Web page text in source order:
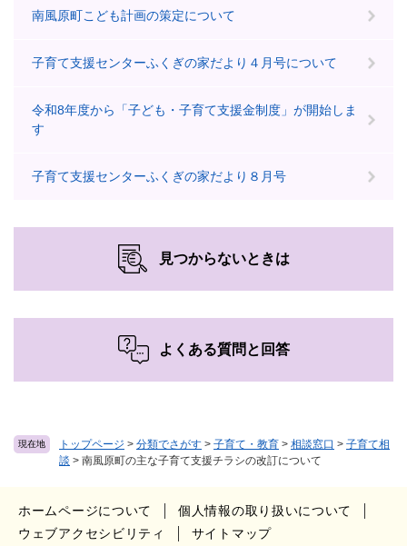
現在地 トップページ > 分類でさがす > 子育て・教育 > 相談窓口 > 子育て相
談 > 南風原町の主な子育て支援チラシの改訂について
南風原町こども計画の策定について
子育て支援センターふくぎの家だより４月号について
令和8年度から「子ども・子育て支援金制度」が開始しま
す
子育て支援センターふくぎの家だより８月号
見つからないときは
よくある質問と回答
ホームページについて
個人情報の取り扱いについて
ウェブアクセシビリティ
サイトマップ